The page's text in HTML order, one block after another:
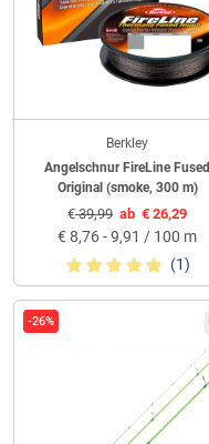
Berkley
Angelschnur FireLine Fused
Original (smoke, 300 m)
€39,99 ab € 26,29
€ 8,76 - 9,91 / 100 m
(1)
-26%